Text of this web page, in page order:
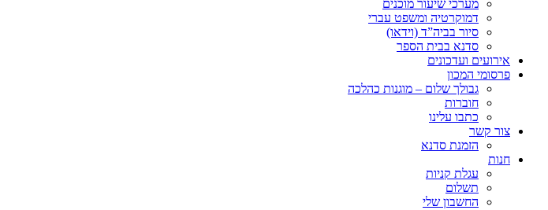
מערכי שיעור מוכנים
דמוקרטיה ומשפט עברי
סיור בביה”ד (וידאו)
סדנא בבית הספר
אירועים ועדכונים
פרסומי המכון
גבולך שלום – מוגנות כהלכה
חוברות
כתבו עלינו
צור קשר
הזמנת סדנא
חנות
עגלת קניות
תשלום
החשבון שלי